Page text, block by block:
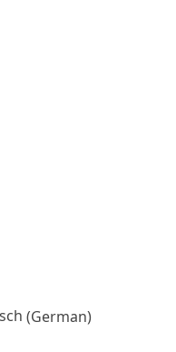
(German)